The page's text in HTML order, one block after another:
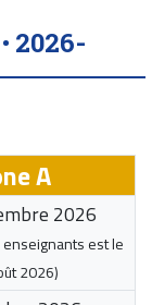
2026-
A
2026
est le
2026)